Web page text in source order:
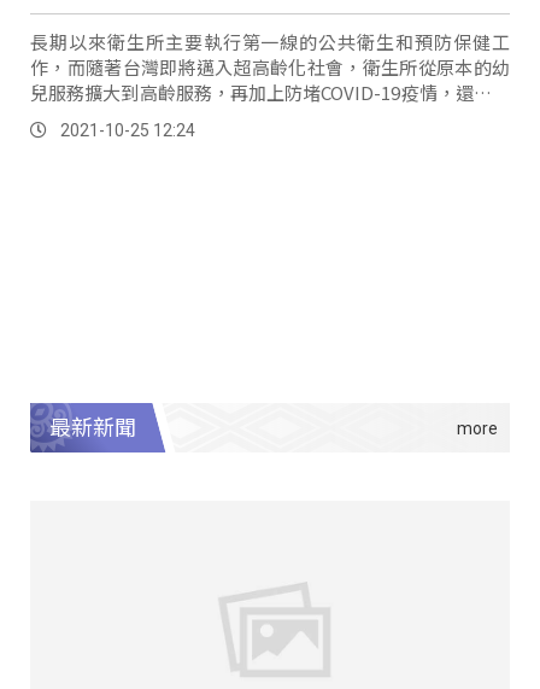
長期以來衛生所主要執行第一線的公共衛生和預防保健工
作，而隨著台灣即將邁入超高齡化社會，衛生所從原本的幼
兒服務擴大到高齡服務，再加上防堵COVID-19疫情，還要負
責社區疫調、篩檢和施打疫苗等作業，基層...。
2021-10-25 12:24
最新新聞